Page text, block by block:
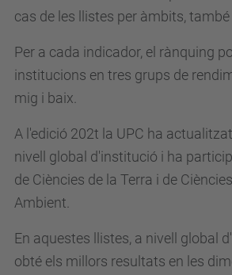
cas de les llistes per àmbits, també
Per a cada indicador, el rànquing
institucions en tres grups de
mig i baix.
A l'edició 202t la UPC ha
nivell global d'institució i ha
de Ciències de la Terra i de
Ambient.
En aquestes llistes, a nivell global
obté els millors resultats en les